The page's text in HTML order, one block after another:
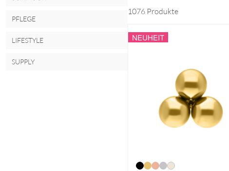
PFLEGE
LIFESTYLE
SUPPLY
1076 Produkte
NEUHEIT